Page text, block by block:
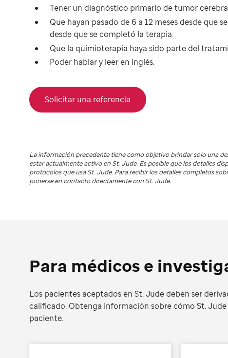
Tener un diagnóstico primario de tumor
Que hayan pasado de 6 a 12 meses desde que
desde que se completó la terapia.
Que la quimioterapia haya sido parte del
Poder hablar y leer en inglés.
Solicitar una referencia
La información precedente tiene como objetivo brindar solo una
estar actualmente activo enSt. Jude. Es posible que los detalles
protocolos que usaSt. Jude. Para recibir los detalles completos
ponerse en contacto directamente con St. Jude.
Para médicos e
Los pacientes aceptados en St. Jude deben ser
calificado. Obtenga información sobre cómo St.
paciente.